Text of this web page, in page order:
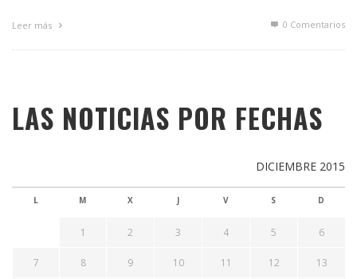
Leer más 0 Comentarios
LAS NOTICIAS POR FECHAS
DICIEMBRE 2015
L M X J V S D
1 2 3 4 5 6
7 8 9 10 11 12 13